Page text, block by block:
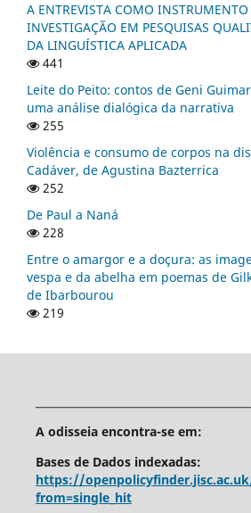
A ENTREVISTA COMO INSTRUMENTO
INVESTIGAÇÃO EM PESQUISAS
DA LINGUÍSTICA APLICADA
441
Leite do Peito: contos de Geni
uma análise dialógica da narrativa
255
Violência e consumo de corpos na
Cadáver, de Agustina Bazterrica
252
De Paul a Naná
228
Entre o amargor e a doçura: as
vespa e da abelha em poemas de
de Ibarbourou
219
A odisseia encontra-se em:
Bases de Dados indexadas:
https://
from=single_hit